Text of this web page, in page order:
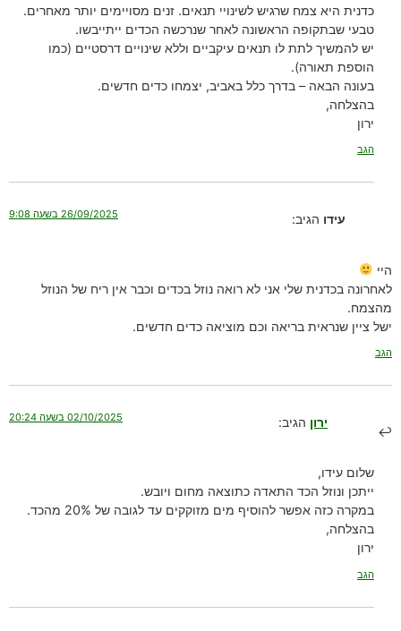
כדנית היא צמח שרגיש לשינויי תנאים. זנים מסויימים יותר מאחרים.
טבעי שבתקופה הראשונה לאחר שנרכשה הכדים ייתייבשו.
יש להמשיך לתת לו תנאים עיקביים וללא שינויים דרסטיים (כמו
הוספת תאורה).
בעונה הבאה – בדרך כלל באביב, יצמחו כדים חדשים.
בהצלחה,
ירון
הגב
עידו הגיב: 26/09/2025 בשעה 9:08
היי
לאחרונה בכדנית שלי אני לא רואה נוזל בכדים וכבר אין ריח של הנוזל
מהצמח.
ישל ציין שנראית בריאה וכם מוציאה כדים חדשים.
הגב
ירון הגיב: 02/10/2025 בשעה 20:24
שלום עידו,
ייתכן ונוזל הכד התאדה כתוצאה מחום ויובש.
במקרה כזה אפשר להוסיף מים מזוקקים עד לגובה של 20% מהכד.
בהצלחה,
ירון
הגב